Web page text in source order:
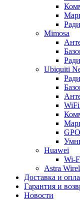
Mimosa
Ubiquiti
WiFi
Huawei
Wi-
Astra
Доставка и
Гарантия и
Новости